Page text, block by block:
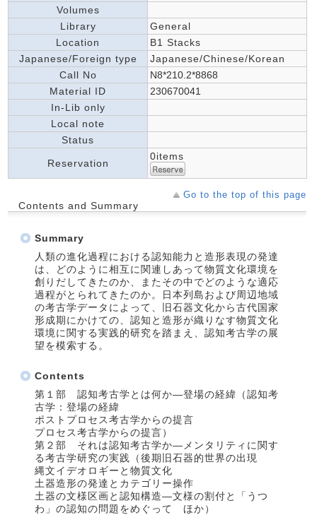
Volumes
Library
General
Location
B1 Stacks
Japanese/Foreign type
Japanese/Chinese/Korean
Call No
N8*210.2*8868
Material ID
230670041
In-Lib only
Local note
Status
Reservation
0items
Go to the top of this page
Contents and Summary
Summary
人類の進化過程における認知能力と造形表現の発達
は、どのように相互に関連しあって物質文化環境を
創りだしてきたのか、またその中でどのような適応
過程がとられてきたのか。日本列島および周辺地域
の考古学データによって、旧石器文化から古代国家
形成期にかけての、認知と造形が織りなす物質文化
環境に関する実践的研究を踏まえ、認知考古学の展
望を模索する。
Contents
第１部 認知考古学とは何か―登場の経緯（認知考
古学：登場の経緯
ポストプロセス考古学からの提言
プロセス考古学からの提言）
第２部 それは認知考古学か―メンタリティに関す
る考古学研究の実践（後期旧石器的世界の出現
縄文イデオロギーと物質文化
土器造形の発達とカテゴリー操作
土器の文様区画と認知構造―文様の割付と「うつ
わ」の認知の問題をめぐって ほか）